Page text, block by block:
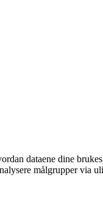
dataene dine brukes
målgrupper via